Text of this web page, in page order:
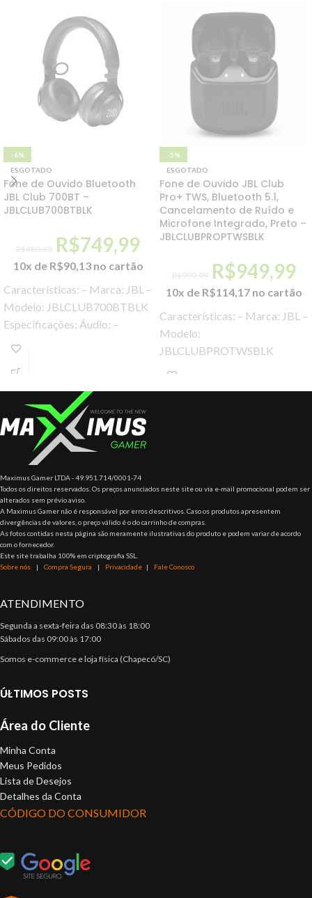
-6%
ESGOTADO
Fone de Ouvido Bluetooth
JBL Club 700BT –
JBLCLUB700BTBLK
R$800,00 R$749,99
10x de R$90,13 no cartão
Características: – Marca: JBL –
Modelo: JBLCLUB700BTBLK
Especificações: Áudio: –
Resposta de frequência
-5%
ESGOTADO
Fone de Ouvido JBL Club
Pro+ TWS, Bluetooth 5.1,
Cancelamento de Ruído e
Microfone Integrado, Preto –
JBLCLUBPROPTWSBLK
R$999,99 R$949,99
10x de R$114,17 no cartão
Características: – Marca: JBL –
Modelo:
JBLCLUBPROTWSBLK
Especificações: Dimensões: –
Maximus Gamer LTDA - 49.951.714/0001-74
Todos os direitos reservados. Os preços anunciados neste site ou via e-mail promocional podem ser
alterados sem prévio aviso.
A Maximus Gamer não é responsável por erros descritivos. Caso os produtos apresentem
divergências de valores, o preço válido é o do carrinho de compras.
As fotos contidas nesta página são meramente ilustrativas do produto e podem variar de acordo
com o fornecedor.
Este site trabalha 100% em criptografia SSL.
Sobre nós | Compra Segura | Privacidade | Fale Conosco
ATENDIMENTO
Segunda a sexta-feira das 08:30 às 18:00
Sábados das 09:00 às 17:00
Somos e-commerce e loja física (Chapecó/SC)
ÚLTIMOS POSTS
Área do Cliente
Minha Conta
Meus Pedidos
Lista de Desejos
Detalhes da Conta
CÓDIGO DO CONSUMIDOR